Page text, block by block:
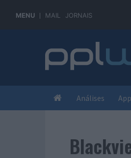
MENU MAIL JORNAIS
Análises